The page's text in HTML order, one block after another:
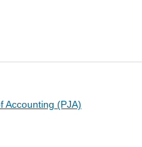
Accounting (PJA)